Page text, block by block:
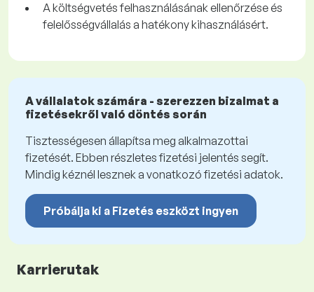
A költségvetés felhasználásának ellenőrzése és
felelősségvállalás a hatékony kihasználásért.
A vállalatok számára - szerezzen bizalmat a
fizetésekről való döntés során
Tisztességesen állapítsa meg alkalmazottai
fizetését. Ebben részletes fizetési jelentés segít.
Mindig kéznél lesznek a vonatkozó fizetési adatok.
Próbálja ki a Fizetés eszközt ingyen
Karrierutak